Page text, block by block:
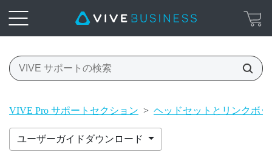
VIVE Pro サポートセクション > ヘッドセットとリンクボ
ユーザーガイドダウンロード